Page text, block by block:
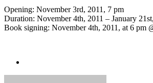
Opening: November 3rd, 2011, 7 pm
Duration: November 4th, 2011 – January
Book signing: November 4th, 2011, at 6 pm